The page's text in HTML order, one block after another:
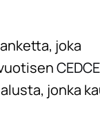
joka
jonka